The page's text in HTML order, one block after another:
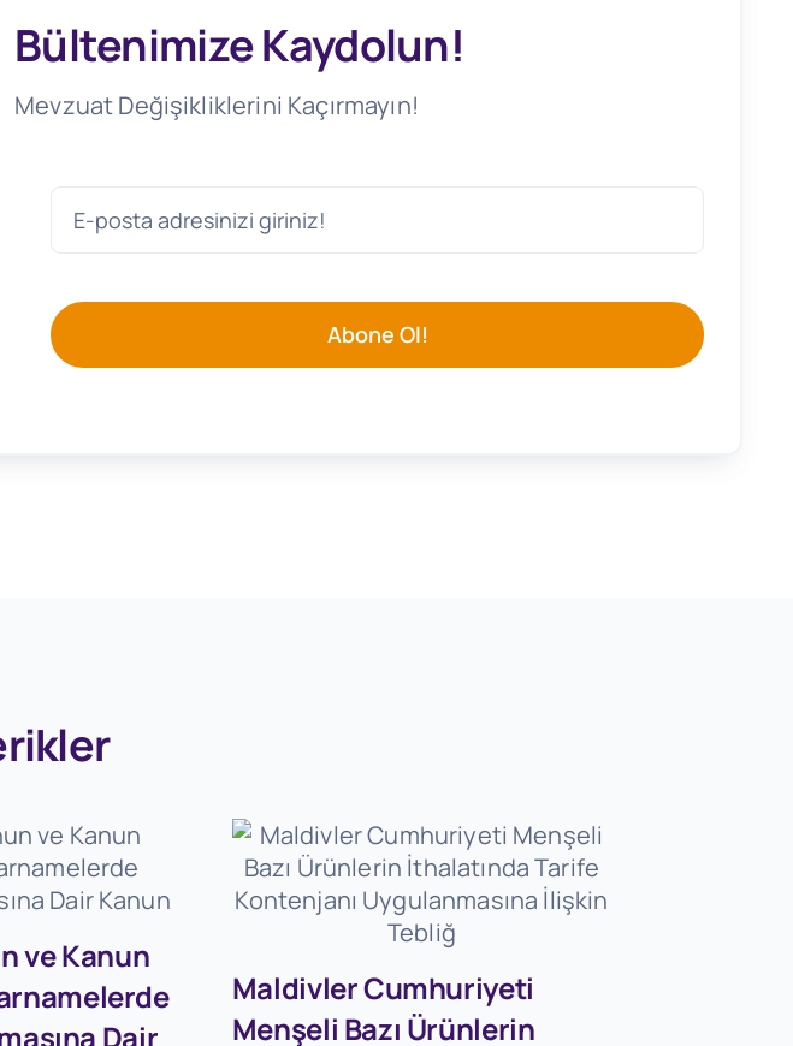
Bültenimize Kaydolun!
Mevzuat Değişikliklerini Kaçırmayın!
Abone Ol!
ve Kanun
Dair
Maldivler Cumhuriyeti
Menşeli Bazı Ürünlerin